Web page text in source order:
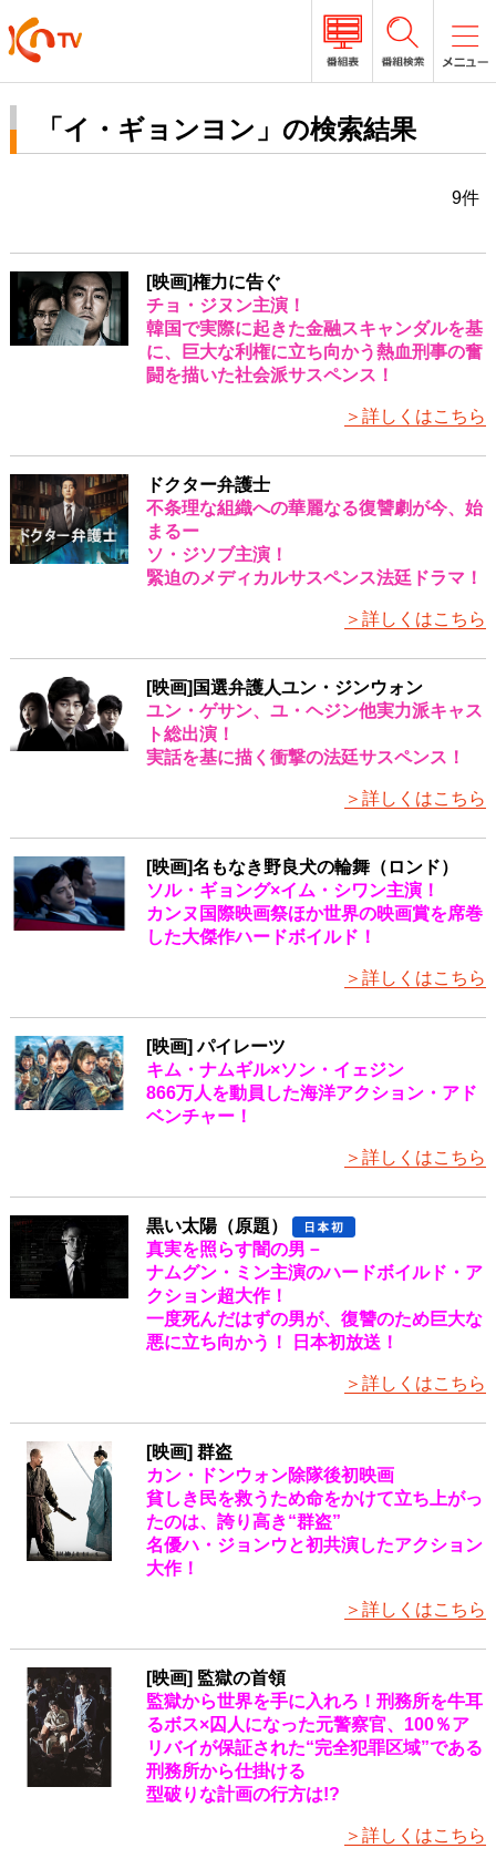
「イ・ギョンヨン」の検索結果
9件
[映画]権力に告ぐ
チョ・ジヌン主演！
韓国で実際に起きた金融スキャンダルを基
に、巨大な利権に立ち向かう熱血刑事の奮
闘を描いた社会派サスペンス！
＞詳しくはこちら
ドクター弁護士
不条理な組織への華麗なる復讐劇が今、始
まるー
ソ・ジソブ主演！
緊迫のメディカルサスペンス法廷ドラマ！
＞詳しくはこちら
[映画]国選弁護人ユン・ジンウォン
ユン・ゲサン、ユ・ヘジン他実力派キャス
ト総出演！
実話を基に描く衝撃の法廷サスペンス！
＞詳しくはこちら
​[映画]名もなき野良犬の輪舞（ロンド）
ソル・ギョング×イム・シワン主演！
カンヌ国際映画祭ほか世界の映画賞を席巻
した大傑作ハードボイルド！
＞詳しくはこちら
[映画] パイレーツ
キム・ナムギル×ソン・イェジン
866万人を動員した海洋アクション・アド
ベンチャー！
＞詳しくはこちら
黒い太陽（原題）
真実を照らす闇の男－
ナムグン・ミン主演のハードボイルド・ア
クション超大作！
一度死んだはずの男が、復讐のため巨大な
悪に立ち向かう！ 日本初放送！
＞詳しくはこちら
[映画] 群盗
カン・ドンウォン除隊後初映画
貧しき民を救うため命をかけて立ち上がっ
たのは、誇り高き“群盗”
名優ハ・ジョンウと初共演したアクション
大作！
＞詳しくはこちら
[映画] 監獄の首領
監獄から世界を手に入れろ！刑務所を牛耳
るボス×囚人になった元警察官、100％ア
リバイが保証された“完全犯罪区域”である
刑務所から仕掛ける
型破りな計画の行方は!?
＞詳しくはこちら